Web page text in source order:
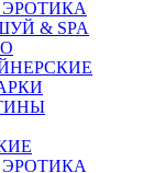
& SPA